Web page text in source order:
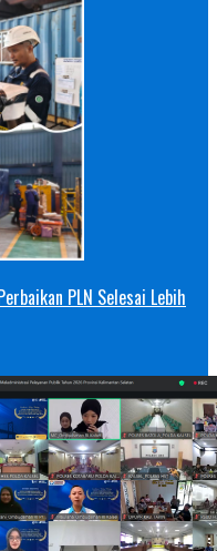
PLN Selesai Lebih